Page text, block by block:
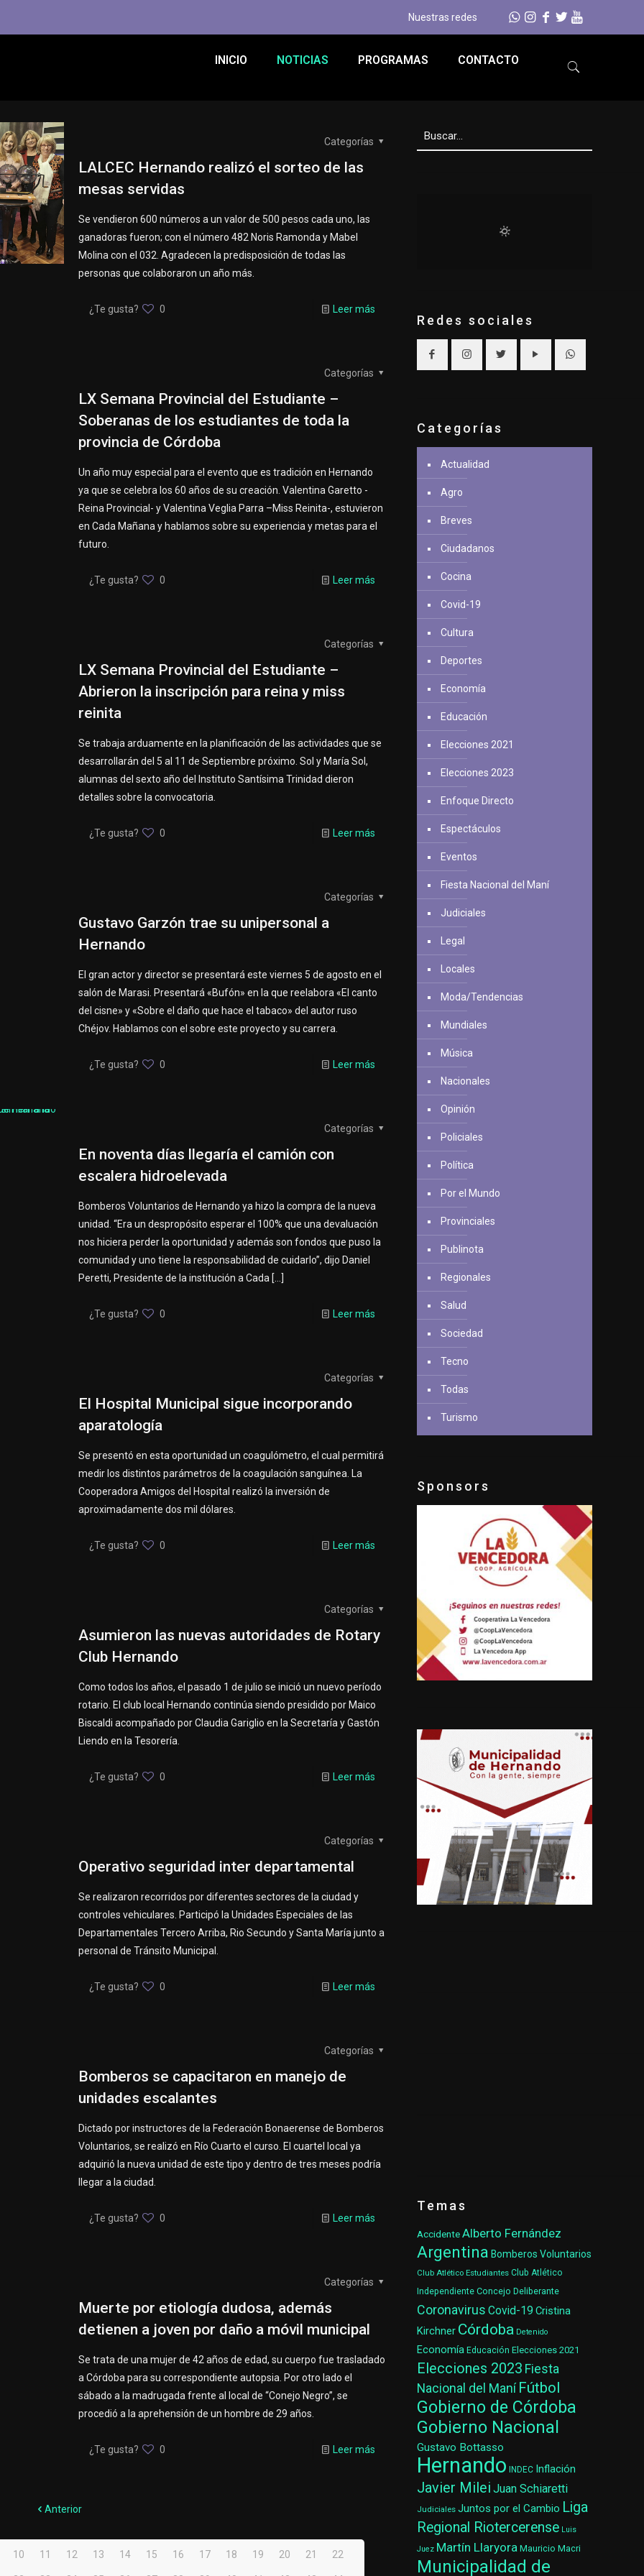
Nuestras redes
INICIO NOTICIAS PROGRAMAS CONTACTO
Categorías
LALCEC Hernando realizó el sorteo de las
mesas servidas
Se vendieron 600 números a un valor de 500 pesos cada uno, las
ganadoras fueron; con el número 482 Noris Ramonda y Mabel
Molina con el 032. Agradecen la predisposición de todas las
personas que colaboraron un año más.
¿Te gusta? 0 Leer más
Categorías
LX Semana Provincial del Estudiante –
Soberanas de los estudiantes de toda la
provincia de Córdoba
Un año muy especial para el evento que es tradición en Hernando
ya que se celebra los 60 años de su creación. Valentina Garetto -
Reina Provincial- y Valentina Veglia Parra –Miss Reinita-, estuvieron
en Cada Mañana y hablamos sobre su experiencia y metas para el
futuro.
¿Te gusta? 0 Leer más
Categorías
LX Semana Provincial del Estudiante –
Abrieron la inscripción para reina y miss
reinita
Se trabaja arduamente en la planificación de las actividades que se
desarrollarán del 5 al 11 de Septiembre próximo. Sol y María Sol,
alumnas del sexto año del Instituto Santísima Trinidad dieron
detalles sobre la convocatoria.
¿Te gusta? 0 Leer más
Categorías
Gustavo Garzón trae su unipersonal a
Hernando
El gran actor y director se presentará este viernes 5 de agosto en el
salón de Marasi. Presentará «Bufón» en la que reelabora «El canto
del cisne» y «Sobre el daño que hace el tabaco» del autor ruso
Chéjov. Hablamos con el sobre este proyecto y su carrera.
¿Te gusta? 0 Leer más
Categorías
En noventa días llegaría el camión con
escalera hidroelevada
Bomberos Voluntarios de Hernando ya hizo la compra de la nueva
unidad. “Era un despropósito esperar el 100% que una devaluación
nos hiciera perder la oportunidad y además son fondos que puso la
comunidad y uno tiene la responsabilidad de cuidarlo”, dijo Daniel
Peretti, Presidente de la institución a Cada […]
¿Te gusta? 0 Leer más
Categorías
El Hospital Municipal sigue incorporando
aparatología
Se presentó en esta oportunidad un coagulómetro, el cual permitirá
medir los distintos parámetros de la coagulación sanguínea. La
Cooperadora Amigos del Hospital realizó la inversión de
aproximadamente dos mil dólares.
¿Te gusta? 0 Leer más
Categorías
Asumieron las nuevas autoridades de Rotary
Club Hernando
Como todos los años, el pasado 1 de julio se inició un nuevo período
rotario. El club local Hernando continúa siendo presidido por Maico
Biscaldi acompañado por Claudia Gariglio en la Secretaría y Gastón
Liendo en la Tesorería.
¿Te gusta? 0 Leer más
Categorías
Operativo seguridad inter departamental
Se realizaron recorridos por diferentes sectores de la ciudad y
controles vehiculares. Participó la Unidades Especiales de las
Departamentales Tercero Arriba, Rio Secundo y Santa María junto a
personal de Tránsito Municipal.
¿Te gusta? 0 Leer más
Categorías
Bomberos se capacitaron en manejo de
unidades escalantes
Dictado por instructores de la Federación Bonaerense de Bomberos
Voluntarios, se realizó en Río Cuarto el curso. El cuartel local ya
adquirió la nueva unidad de este tipo y dentro de tres meses podría
llegar a la ciudad.
¿Te gusta? 0 Leer más
Categorías
Muerte por etiología dudosa, además
detienen a joven por daño a móvil municipal
Se trata de una mujer de 42 años de edad, su cuerpo fue trasladado
a Córdoba para su correspondiente autopsia. Por otro lado el
sábado a la madrugada frente al local de “Conejo Negro”, se
procedió a la aprehensión de un hombre de 29 años.
¿Te gusta? 0 Leer más
Anterior
10 11 12 13 14 15 16 17 18 19 20 21 22
Redes sociales
Categorías
Actualidad
Agro
Breves
Ciudadanos
Cocina
Covid-19
Cultura
Deportes
Economía
Educación
Elecciones 2021
Elecciones 2023
Enfoque Directo
Espectáculos
Eventos
Fiesta Nacional del Maní
Judiciales
Legal
Locales
Moda/Tendencias
Mundiales
Música
Nacionales
Opinión
Policiales
Política
Por el Mundo
Provinciales
Publinota
Regionales
Salud
Sociedad
Tecno
Todas
Turismo
Sponsors
Temas
AccidenteAlberto Fernández
Argentina Bomberos Voluntarios
Club Atlético Estudiantes Club Atlético
Independiente Concejo Deliberante
Coronavirus Covid-19 Cristina
Kirchner Córdoba Detenido
Economía Educación Elecciones 2021
Elecciones 2023 Fiesta
Nacional del Maní Fútbol
Gobierno de Córdoba
Gobierno Nacional
Gustavo Bottasso
Hernando INDEC Inflación
Javier Milei Juan Schiaretti
Judiciales Juntos por el Cambio Liga
Regional Riotercerense Luis
Juez Martín Llaryora Mauricio Macri
Municipalidad de